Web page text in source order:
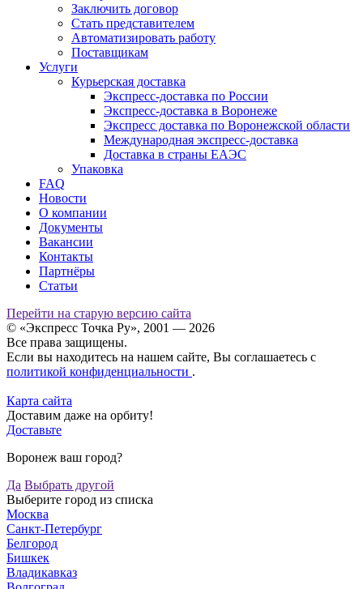
Заключить договор
Стать представителем
Автоматизировать работу
Поставщикам
Услуги
Курьерская доставка
Экспресс-доставка по России
Экспресс-доставка в Воронеже
Экспресс доставка по Воронежской области
Международная экспресс-доставка
Доставка в страны ЕАЭС
Упаковка
FAQ
Новости
О компании
Документы
Вакансии
Контакты
Партнёры
Статьи
Перейти на старую версию сайта
© «Экспресс Точка Ру», 2001 — 2026
Все права защищены.
Если вы находитесь на нашем сайте, Вы соглашаетесь с
политикой конфиденциальности .
Карта сайта
Доставим даже на орбиту!
Доставьте
Воронеж ваш город?
Да Выбрать другой
Выберите город из списка
Москва
Санкт-Петербург
Белгород
Бишкек
Владикавказ